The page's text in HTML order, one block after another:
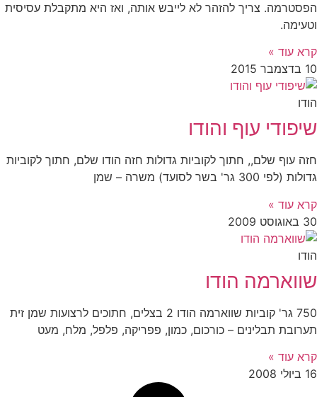
הפסטרמה. צריך להזהר לא לייבש אותה, ואז היא מתקבלת עסיסית
וטעימה.
קרא עוד »
10 בדצמבר 2015
הודו
שיפודי עוף והודו
חזה עוף שלם,, חתוך לקוביות גדולות חזה הודו שלם, חתוך לקוביות
גדולות (לפי 300 גר' בשר לסועד) משרה – שמן
קרא עוד »
30 באוגוסט 2009
הודו
שווארמה הודו
750 גר' קוביות שווארמה הודו 2 בצלים, חתוכים לרצועות שמן זית
תערובת תבלינים – כורכום, כמון, פפריקה, פלפל, מלח, מעט
קרא עוד »
16 ביולי 2008